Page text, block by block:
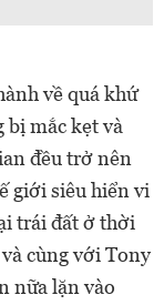
về quá khứ
mắc kẹt và
đều trở nên
giới siêu hiển vi
trái đất ở thời
cùng với Tony
nữa lặn vào